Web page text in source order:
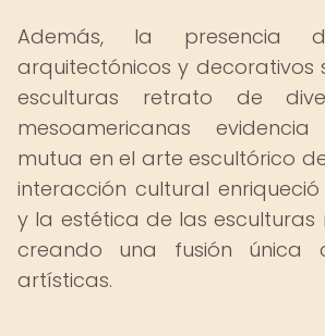
Además, la presencia
arquitectónicos y decorativos
esculturas retrato de
mesoamericanas
mutua en el arte escultórico
interacción cultural
y la estética de las
creando una fusión única
artísticas.